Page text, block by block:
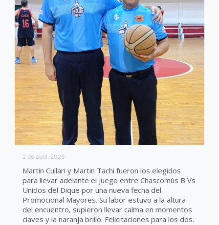
2 de abril, 2026
Martin Cullari y Martin Tachi fueron los elegidos
para llevar adelante el juego entre Chascomús B Vs
Unidos del Dique por una nueva fecha del
Promocional Mayores. Su labor estuvo a la altura
del encuentro, supieron llevar calma en momentos
claves y la naranja brilló. Felicitaciones para los dos.